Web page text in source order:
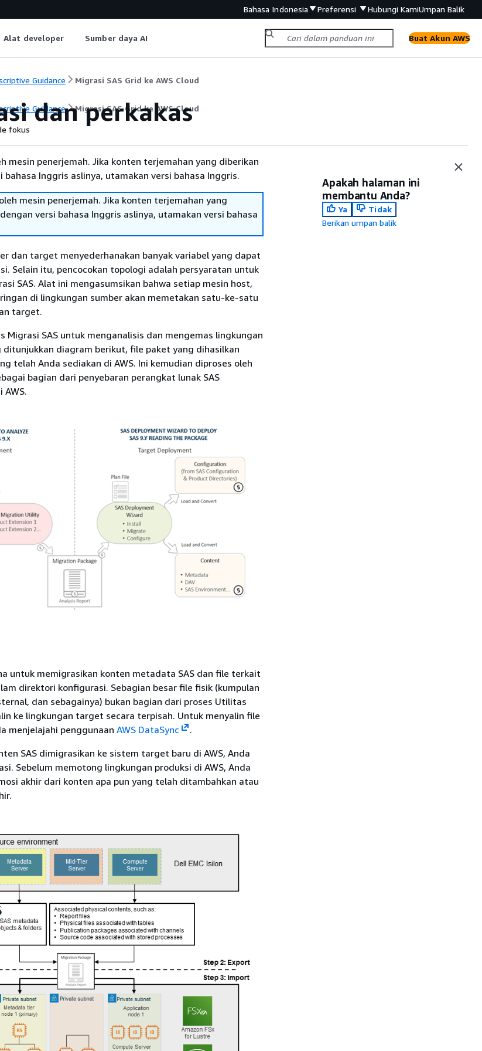
Bahasa Indonesia Preferensi Hubungi KamiUmpan Balik
Alat developer Sumber daya AI Buat Akun AWS
Guidance Migrasi SAS Grid ke AWS Cloud
Guidance Migrasi SAS Grid ke AWS Cloud
dan perkakas
fokus
mesin penerjemah. Jika konten terjemahan yang diberikan
Inggris aslinya, utamakan versi bahasa Inggris.
mesin penerjemah. Jika konten terjemahan yang
versi bahasa Inggris aslinya, utamakan versi bahasa
dan target menyederhanakan banyak variabel yang dapat
Selain itu, pencocokan topologi adalah persyaratan untuk
SAS. Alat ini mengasumsikan bahwa setiap mesin host,
di lingkungan sumber akan memetakan satu-ke-satu
target.
Migrasi SAS untuk menganalisis dan mengemas lingkungan
ditunjukkan diagram berikut, file paket yang dihasilkan
telah Anda sediakan di AWS. Ini kemudian diproses oleh
bagian dari penyebaran perangkat lunak SAS
AWS.
untuk memigrasikan konten metadata SAS dan file terkait
direktori konfigurasi. Sebagian besar file fisik (kumpulan
dan sebagainya) bukan bagian dari proses Utilitas
ke lingkungan target secara terpisah. Untuk menyalin file
menjelajahi penggunaan AWS DataSync
.
SAS dimigrasikan ke sistem target baru di AWS, Anda
Sebelum memotong lingkungan produksi di AWS, Anda
akhir dari konten apa pun yang telah ditambahkan atau
Apakah halaman ini
membantu Anda?
Ya
Tidak
Berikan umpan balik